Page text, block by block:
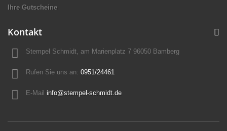
Ihre Gutscheine
Kontakt
Stempel Schmidt, am Marienplatz 7 96050 Bamberg
Rufen Sie uns an: 0951/24461
E-Mail info@stempel-schmidt.de